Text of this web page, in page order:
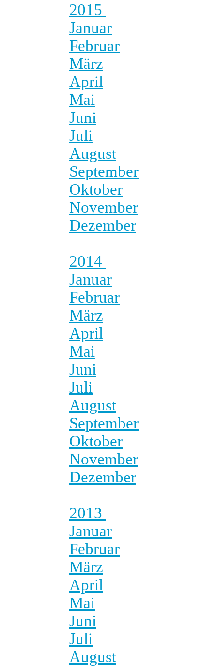
2015
Januar
Februar
März
April
Mai
Juni
Juli
August
September
Oktober
November
Dezember
2014
Januar
Februar
März
April
Mai
Juni
Juli
August
September
Oktober
November
Dezember
2013
Januar
Februar
März
April
Mai
Juni
Juli
August